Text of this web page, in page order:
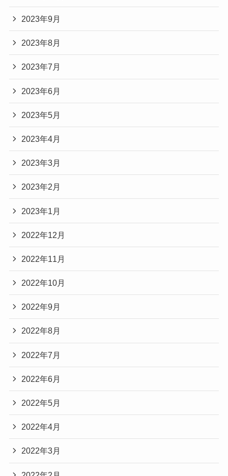
2023年9月
2023年8月
2023年7月
2023年6月
2023年5月
2023年4月
2023年3月
2023年2月
2023年1月
2022年12月
2022年11月
2022年10月
2022年9月
2022年8月
2022年7月
2022年6月
2022年5月
2022年4月
2022年3月